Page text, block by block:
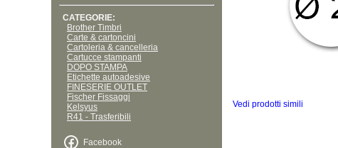
CATEGORIE:
Brother Timbri
Carte & cartoncini
Cartoleria & cancelleria
Cartucce stampanti
DOPO STAMPA
Etichette autoadesive
FINESERIE OUTLET
Fischer Fissaggi
Kelsyus
R41 - Trasferibili
Facebook
Vedi prodotti simili